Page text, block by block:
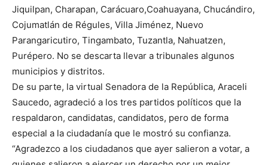
Jiquilpan, Charapan, Carácuaro,Coahuayana, Chucándiro,
Cojumatlán de Régules, Villa Jiménez, Nuevo
Parangaricutiro, Tingambato, Tuzantla, Nahuatzen,
Purépero. No se descarta llevar a tribunales algunos
municipios y distritos.
De su parte, la virtual Senadora de la República, Araceli
Saucedo, agradeció a los tres partidos políticos que la
respaldaron, candidatas, candidatos, pero de forma
especial a la ciudadanía que le mostró su confianza.
“Agradezco a los ciudadanos que ayer salieron a votar, a